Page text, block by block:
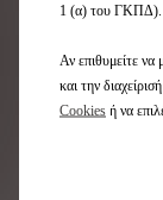
επικίνδυνης
Ένα παρόμοιο
επαφή με ένα
1 (α) του ΓΚΠΔ).
Αν επιθυμείτε να
και την
Cookies ή να